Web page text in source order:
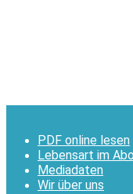
PDF online lesen
Lebensart im Abo
Mediadaten
Wir über uns